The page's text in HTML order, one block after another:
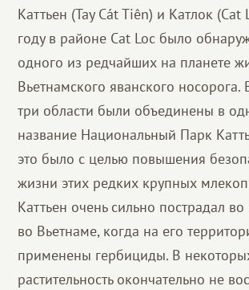
Каттьен (Tay Cát Tiên) и Катлок (Cat
году в районе Cat Loc было
одного из редчайших на планете
Вьетнамского яванского носорога.
три области были объединены в
название Национальный Парк
это было с целью повышения
жизни этих редких крупных
Каттьен очень сильно пострадал
во Вьетнаме, когда на его
применены гербициды. В
растительность окончательно не